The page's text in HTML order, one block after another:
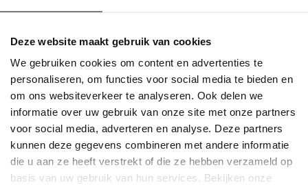
Deze website maakt gebruik van cookies
We gebruiken cookies om content en advertenties te
personaliseren, om functies voor social media te bieden en
om ons websiteverkeer te analyseren. Ook delen we
informatie over uw gebruik van onze site met onze partners
voor social media, adverteren en analyse. Deze partners
kunnen deze gegevens combineren met andere informatie
die u aan ze heeft verstrekt of die ze hebben verzameld op
basis van uw gebruik van hun services. Bekijken onze
Flandrienne
VWB
Nieuws
Actueel
Artikels
Veelgestelde
vragen
/
FAQ
Maart 2024
Februari 2024
December 2023
Oktober 2023
2023
Mei 2023